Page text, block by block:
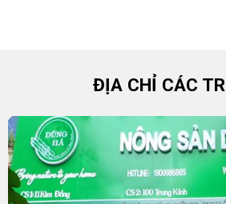
ĐỊA CHỈ CÁC